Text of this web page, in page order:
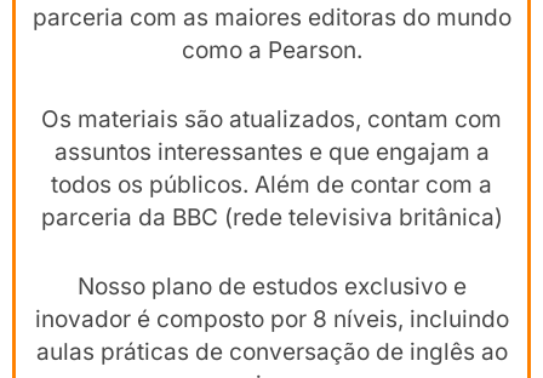
parceria com as maiores editoras do mundo
como a Pearson.
Os materiais são atualizados, contam com
assuntos interessantes e que engajam a
todos os públicos. Além de contar com a
parceria da BBC (rede televisiva britânica)
Nosso plano de estudos exclusivo e
inovador é composto por 8 níveis, incluindo
aulas práticas de conversação de inglês ao